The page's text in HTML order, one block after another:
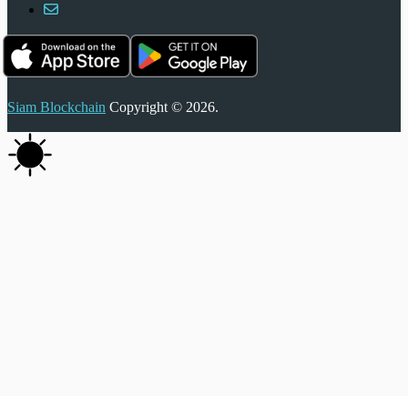
Siam Blockchain Copyright © 2026.